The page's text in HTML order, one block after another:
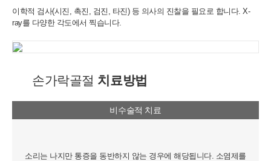
이학적 검사(시진, 촉진, 검진, 타진) 등 의사의 진찰을 필요로 합니다. X-
ray를 다양한 각도에서 찍습니다.
손가락골절 치료방법
비수술적 치료
소리는 나지만 통증을 동반하지 않는 경우에 해당됩니다. 소염제를